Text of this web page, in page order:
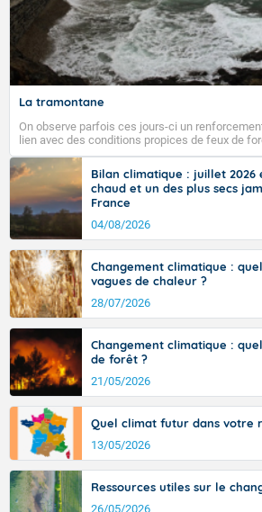
La tramontane
On observe parfois ces jours-ci un
lien avec des conditions propices de feux de
tramontane ? Quelles sont ses
vent turbulent soufflant de secteur nord-ouest à
ouest, dans un secteur qui part du Roussillon à
l’ouest de l’Hérault. L’étymologie de ce vent
signifiant au-delà des monts, en allusion aux
d’où provient ce vent.
Bilan climatique : juillet 2026
chaud et un des plus secs
France
04/08/2026
Changement climatique :
vagues de chaleur ?
28/07/2026
Changement climatique :
de forêt ?
21/05/2026
Quel climat futur dans votre
13/05/2026
Ressources utiles sur le
26/05/2026